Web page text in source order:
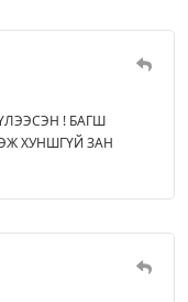
! БАГШ
ХУНШГҮЙ ЗАН